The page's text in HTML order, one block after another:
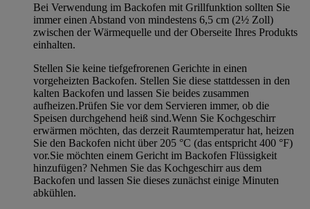
Bei Verwendung im Backofen mit Grillfunktion sollten Sie
immer einen Abstand von mindestens 6,5 cm (2½ Zoll)
zwischen der Wärmequelle und der Oberseite Ihres Produkts
einhalten.
Stellen Sie keine tiefgefrorenen Gerichte in einen
vorgeheizten Backofen. Stellen Sie diese stattdessen in den
kalten Backofen und lassen Sie beides zusammen
aufheizen.Prüfen Sie vor dem Servieren immer, ob die
Speisen durchgehend heiß sind.Wenn Sie Kochgeschirr
erwärmen möchten, das derzeit Raumtemperatur hat, heizen
Sie den Backofen nicht über 205 °C (das entspricht 400 °F)
vor.Sie möchten einem Gericht im Backofen Flüssigkeit
hinzufügen? Nehmen Sie das Kochgeschirr aus dem
Backofen und lassen Sie dieses zunächst einige Minuten
abkühlen.